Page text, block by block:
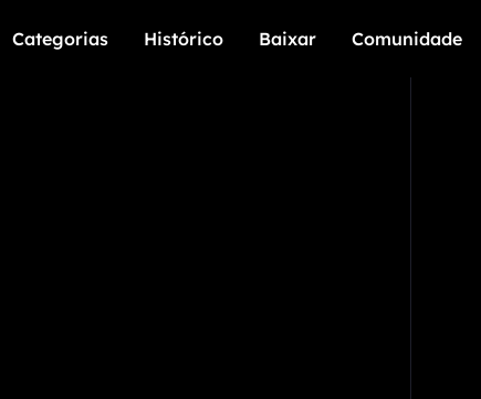
Categorias
Histórico
Baixar
Comunidade